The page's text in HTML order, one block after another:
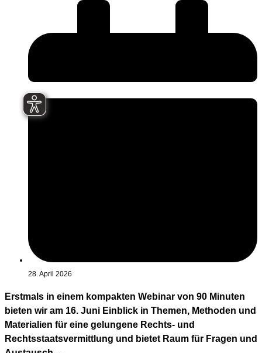
28. April 2026
Erstmals in einem kompakten Webinar von 90 Minuten
bieten wir am 16. Juni Einblick in Themen, Methoden und
Materialien für eine gelungene Rechts- und
Rechtsstaatsvermittlung und bietet Raum für Fragen und